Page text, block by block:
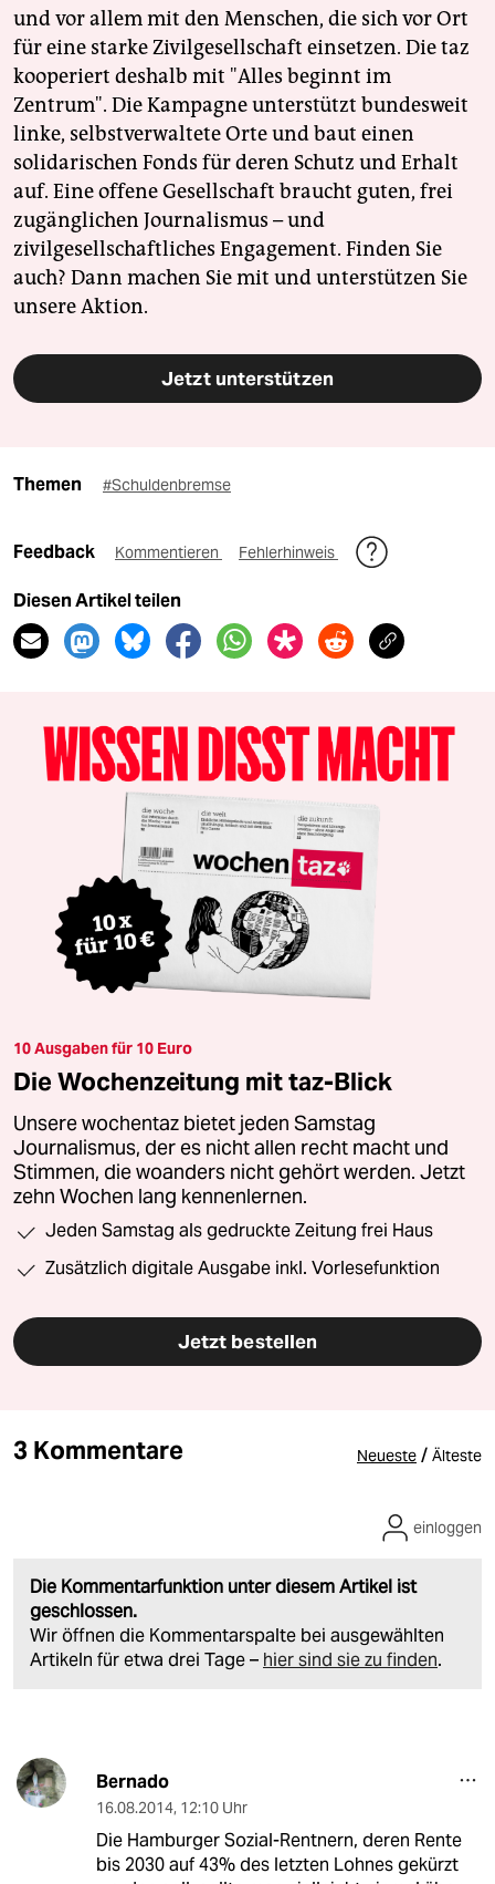
und vor allem mit den Menschen, die sich vor Ort
für eine starke Zivilgesellschaft einsetzen. Die taz
kooperiert deshalb mit "Alles beginnt im
Zentrum". Die Kampagne unterstützt bundesweit
linke, selbstverwaltete Orte und baut einen
solidarischen Fonds für deren Schutz und Erhalt
auf. Eine offene Gesellschaft braucht guten, frei
zugänglichen Journalismus – und
zivilgesellschaftliches Engagement. Finden Sie
auch? Dann machen Sie mit und unterstützen Sie
unsere Aktion.
Jetzt unterstützen
Themen #Schuldenbremse
Feedback Kommentieren Fehlerhinweis
Diesen Artikel teilen
10 Ausgaben für 10 Euro
Die Wochenzeitung mit taz-Blick
Unsere wochentaz bietet jeden Samstag
Journalismus, der es nicht allen recht macht und
Stimmen, die woanders nicht gehört werden. Jetzt
zehn Wochen lang kennenlernen.
Jeden Samstag als gedruckte Zeitung frei Haus
Zusätzlich digitale Ausgabe inkl. Vorlesefunktion
Jetzt bestellen
3 Kommentare Neueste / Älteste
Die Kommentarfunktion unter diesem Artikel ist
geschlossen.
Wir öffnen die Kommentarspalte bei ausgewählten
Artikeln für etwa drei Tage – hier sind sie zu finden.
einloggen
Bernado
16.08.2014, 12:10 Uhr
Die Hamburger Sozial-Rentnern, deren Rente
bis 2030 auf 43% des letzten Lohnes gekürzt